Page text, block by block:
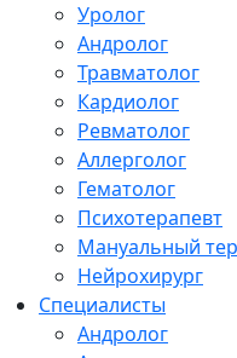
Уролог
Андролог
Травматолог
Кардиолог
Ревматолог
Аллерголог
Гематолог
Психотерапевт
Мануальный
Нейрохирург
Специалисты
Андролог